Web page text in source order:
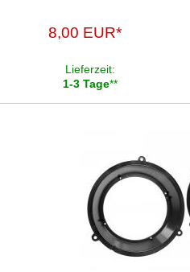
für Mitsubishi
für Plymouth
8,00 EUR*
Lieferzeit:
1-3 Tage**